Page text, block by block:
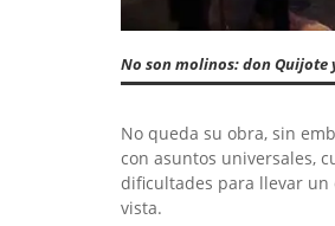
No son molinos: don Quijote
No queda su obra, sin
con asuntos universales,
dificultades para llevar
vista.